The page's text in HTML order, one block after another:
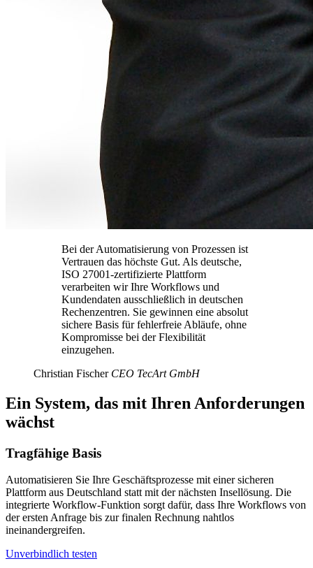
Bei der Automatisierung von Prozessen ist
Vertrauen das höchste Gut. Als deutsche,
ISO 27001-zertifizierte Plattform
verarbeiten wir Ihre Workflows und
Kundendaten ausschließlich in deutschen
Rechenzentren. Sie gewinnen eine absolut
sichere Basis für fehlerfreie Abläufe, ohne
Kompromisse bei der Flexibilität
einzugehen.
Christian Fischer CEO TecArt GmbH
Ein System, das mit Ihren Anforderungen
wächst
Tragfähige Basis
Automatisieren Sie Ihre Geschäftsprozesse mit einer sicheren
Plattform aus Deutschland statt mit der nächsten Insellösung. Die
integrierte Workflow-Funktion sorgt dafür, dass Ihre Workflows von
der ersten Anfrage bis zur finalen Rechnung nahtlos
ineinandergreifen.
Unverbindlich testen